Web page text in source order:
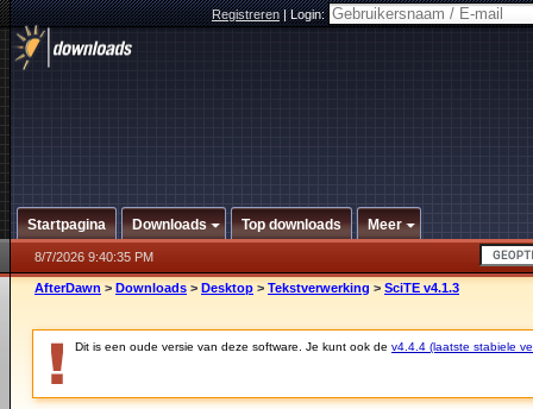
Registreren|Login:
Startpagina Downloads Top downloads Meer
8/7/2026 9:40:35 PM
AfterDawn > Downloads > Desktop > Tekstverwerking > SciTE v4.1.3
Dit is een oude versie van deze software. Je kunt ook de v4.4.4 (laatste stabiele